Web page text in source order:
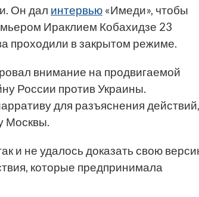
Он дал интервью «Имеди», чтобы
Ираклием Кобахидзе 23
проходили в закрытом режиме.
внимание на продвигаемой
России против Украины.
для разъяснения действий,
Москвы.
и не удалось доказать свою
которые предпринимала